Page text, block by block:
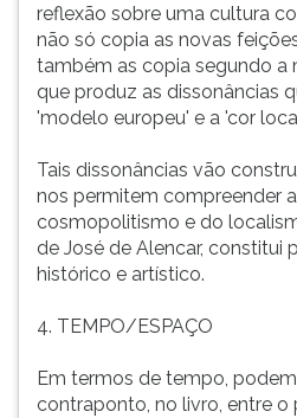
reflexão sobre uma cultura
não só copia as novas
também as copia segundo a
que produz as dissonâncias
'modelo europeu' e a 'cor
Tais dissonâncias vão
nos permitem compreender
cosmopolitismo e do
de José de Alencar, constitui
histórico e artístico.
4. TEMPO/ESPAÇO
Em termos de tempo,
contraponto, no livro, entre o